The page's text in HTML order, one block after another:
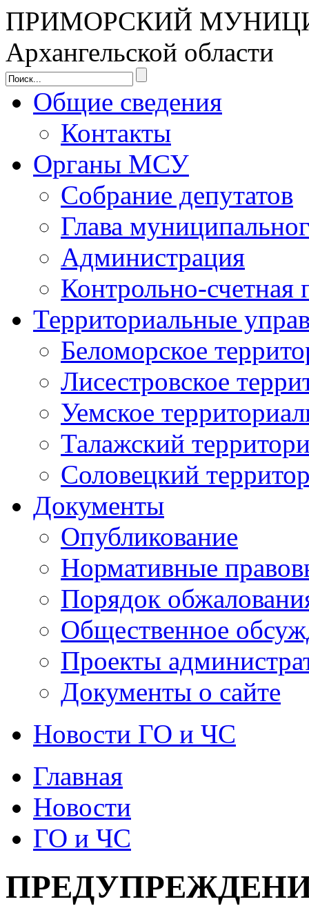
ПРИМОРСКИЙ
Архангельской области
Общие сведения
Контакты
Органы МСУ
Собрание депутатов
Глава
Администрация
Контрольно-счетная
Территориальные
Беломорское
Лисестровское
Уемское
Талажский
Соловецкий
Документы
Опубликование
Нормативные
Порядок
Общественное
Проекты
Документы о сайте
Новости ГО и ЧС
Главная
Новости
ГО и ЧС